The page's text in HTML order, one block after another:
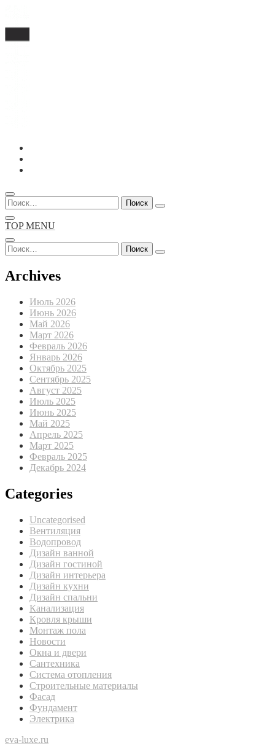
Перейти
содержимому
Найти:
TOP MENU
Найти:
Archives
Июль 2026
Июнь 2026
Май 2026
Март 2026
Февраль 2026
Январь 2026
Октябрь 2025
Сентябрь 2025
Август 2025
Июль 2025
Июнь 2025
Май 2025
Апрель 2025
Март 2025
Февраль 2025
Декабрь 2024
Categories
Uncategorised
Вентиляция
Водопровод
Дизайн ванной
Дизайн гостиной
Дизайн интерьера
Дизайн кухни
Дизайн спальни
Канализация
Кровля крыши
Монтаж пола
Новости
Окна и двери
Сантехника
Система отопления
Строительные материалы
Фасад
Фундамент
Электрика
eva-luxe.ru